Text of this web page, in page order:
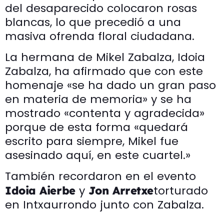
del desaparecido colocaron rosas
blancas, lo que precedió a una
masiva ofrenda floral ciudadana.
La hermana de Mikel Zabalza, Idoia
Zabalza, ha afirmado que con este
homenaje «se ha dado un gran paso
en materia de memoria» y se ha
mostrado «contenta y agradecida»
porque de esta forma «quedará
escrito para siempre, Mikel fue
asesinado aquí, en este cuartel.»
También recordaron en el evento
Idoia Aierbey Jon Arretxetorturado
en Intxaurrondo junto con Zabalza.